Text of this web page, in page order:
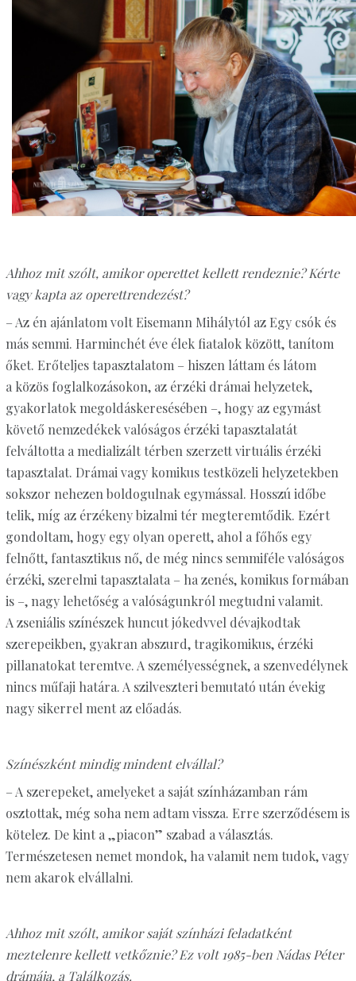
Ahhoz mit szólt, amikor operettet kellett rendeznie? Kérte
vagy kapta az operettrendezést?
– Az én ajánlatom volt Eisemann Mihálytól az Egy csók és
más semmi. Harminchét éve élek fiatalok között, tanítom
őket. Erőteljes tapasztalatom – hiszen láttam és látom
a közös foglalkozásokon, az érzéki drámai helyzetek,
gyakorlatok megoldáskeresésében –, hogy az egymást
követő nemzedékek valóságos érzéki tapasztalatát
felváltotta a medializált térben szerzett virtuális érzéki
tapasztalat. Drámai vagy komikus testközeli helyzetekben
sokszor nehezen boldogulnak egymással. Hosszú időbe
telik, míg az érzékeny bizalmi tér megteremtődik. Ezért
gondoltam, hogy egy olyan operett, ahol a főhős egy
felnőtt, fantasztikus nő, de még nincs semmiféle valóságos
érzéki, szerelmi tapasztalata – ha zenés, komikus formában
is –, nagy lehetőség a valóságunkról megtudni valamit.
A zseniális színészek huncut jókedvvel dévajkodtak
szerepeikben, gyakran abszurd, tragikomikus, érzéki
pillanatokat teremtve. A személyességnek, a szenvedélynek
nincs műfaji határa. A szilveszteri bemutató után évekig
nagy sikerrel ment az előadás.
Színészként mindig mindent elvállal?
– A szerepeket, amelyeket a saját színházamban rám
osztottak, még soha nem adtam vissza. Erre szerződésem is
kötelez. De kint a „piacon” szabad a választás.
Természetesen nemet mondok, ha valamit nem tudok, vagy
nem akarok elvállalni.
Ahhoz mit szólt, amikor saját színházi feladatként
meztelenre kellett vetkőznie? Ez volt 1985-ben Nádas Péter
drámája, a Találkozás.